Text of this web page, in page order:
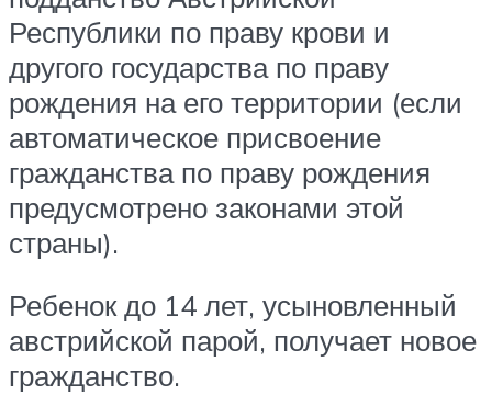
Республики по праву крови и
другого государства по праву
рождения на его территории (если
автоматическое присвоение
гражданства по праву рождения
предусмотрено законами этой
страны).
Ребенок до 14 лет, усыновленный
австрийской парой, получает новое
гражданство.